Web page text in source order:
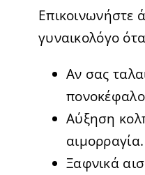
Επικοινωνήστε
γυναικολόγο
Αν σας
Αύξηση
αιμορραγία.
Ξαφνικά